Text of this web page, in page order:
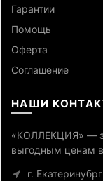
Гарантии
Помощь
Оферта
Cоглашение
НАШИ
«КОЛЛЕКЦИЯ» —
выгодным ценам в
г.